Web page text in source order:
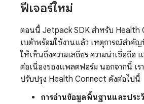
ฟีเจอร์ใหม่
ตอนนี้ Jetpack SDK สำหรับ Health
เบต้าพร้อมใช้งานแล้ว เหตุการณ์สำคั
ให้เห็นถึงความเสถียร ความน่าเชื่อถือ แ
ต่อเนื่องของแพลตฟอร์ม นอกจากนี้ เรา
ปรับปรุง Health Connect ดังต่อไปนี้
การอ่านข้อมูลพื้นฐานและประ